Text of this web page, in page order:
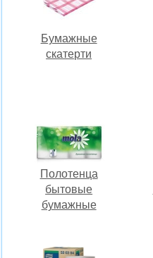
Бумажные
скатерти
Полотенца
бытовые
бумажные